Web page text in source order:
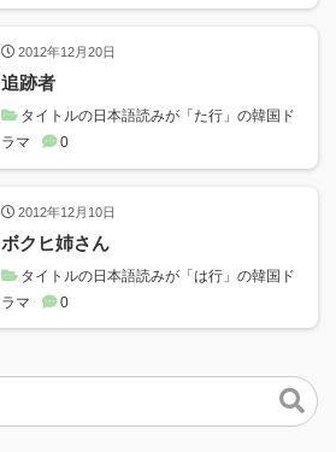
2012年12月20日
追跡者
タイトルの日本語読みが「た行」の韓国ド
ラマ
0
2012年12月10日
ボクヒ姉さん
タイトルの日本語読みが「は行」の韓国ド
ラマ
0